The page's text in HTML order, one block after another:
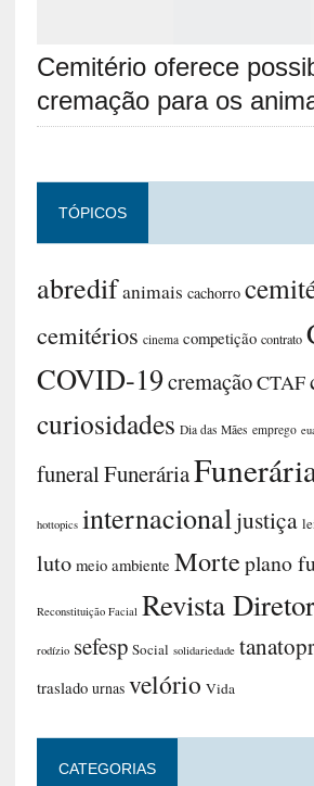
Cemitério oferece
cremação para os
TÓPICOS
abredifanimais cachorro
cemitérios cinema competição contrato
COVID-19cremaçãoCTAF
curiosidades Dia das Mães emprego
funeralFunerária
hottopics internacionaljustiça
luto meio ambiente Morteplano
Reconstituição Facial Revista
rodízio sefesp Social solidariedade
traslado urnas velório Vida
CATEGORIAS